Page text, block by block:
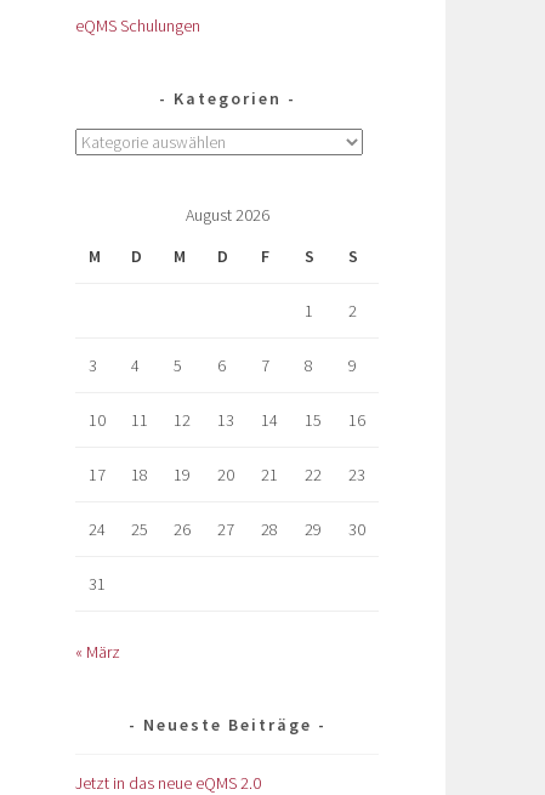
eQMS Schulungen
Kategorien
August 2026
M
D M D F S S
1 2
3 4 5 6 7 8 9
10 11 12 13 14 15 16
17 18 19 20 21 22 23
24 25 26 27 28 29 30
31
« März
Neueste Beiträge
Jetzt in das neue eQMS 2.0